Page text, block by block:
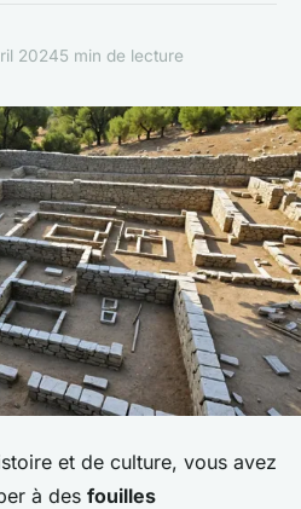
20245 min de lecture
et de culture, vous avez
à des fouilles